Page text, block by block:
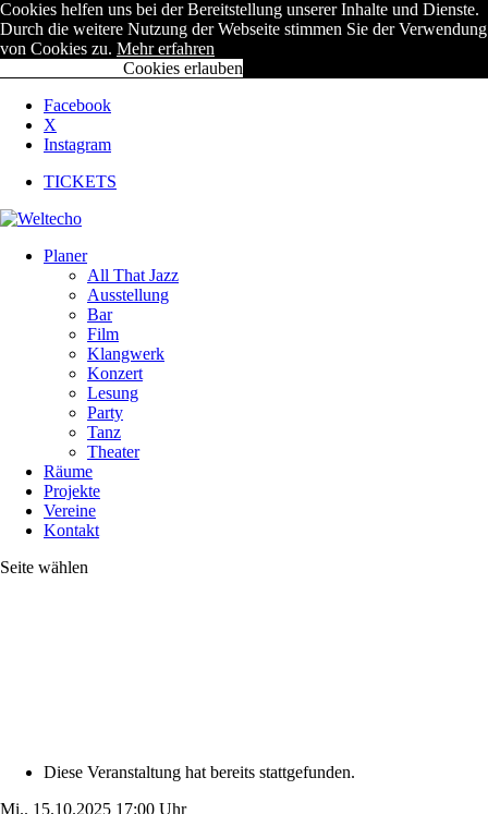
Cookies helfen uns bei der Bereitstellung unserer Inhalte und Dienste.
Durch die weitere Nutzung der Webseite stimmen Sie der Verwendung
von Cookies zu. Mehr erfahren
Cookies erlauben
Facebook
X
Instagram
TICKETS
Planer
All That Jazz
Ausstellung
Bar
Film
Klangwerk
Konzert
Lesung
Party
Tanz
Theater
Räume
Projekte
Vereine
Kontakt
Seite wählen
Diese Veranstaltung hat bereits stattgefunden.
Mi.. 15.10.2025 17:00 Uhr